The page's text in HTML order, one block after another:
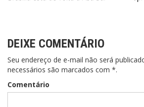
DEIXE COMENTÁRIO
Seu endereço de e-mail não será
necessários são marcados com *.
Comentário